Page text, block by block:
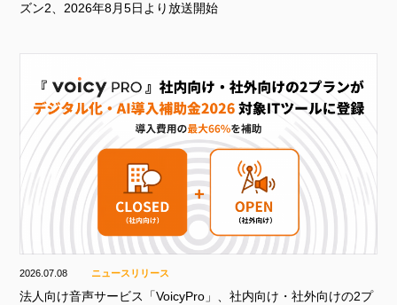
ズン2、2026年8月5日より放送開始
2026.07.08 ニュースリリース
法人向け音声サービス「VoicyPro」、社内向け・社外向けの2プ